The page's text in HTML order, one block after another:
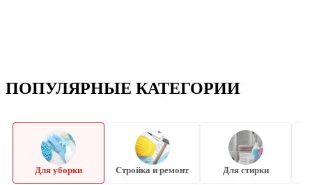
ПОПУЛЯРНЫЕ КАТЕГОРИИ
Для уборки Стройка и ремонт Для стирки